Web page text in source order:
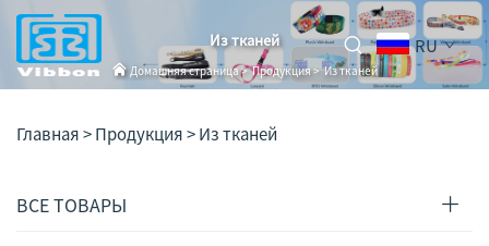
RU
Из тканей
Домашняя страница>Продукция>Из тканей
Главная >Продукция>Из тканей
ВСЕ ТОВАРЫ